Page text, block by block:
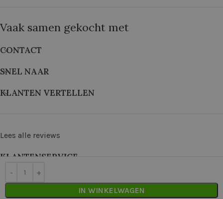
IN WINKELWAGEN
Vaak samen gekocht met
CONTACT
SNEL NAAR
KLANTEN VERTELLEN
Lees alle reviews
KLANTENSERVICE
2026